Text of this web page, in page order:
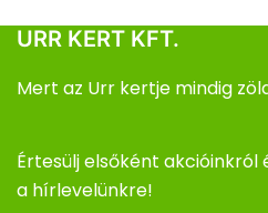
URR KERT KFT.
Mert az Urr kertje mindig
Értesülj elsőként
a hírlevelünkre!